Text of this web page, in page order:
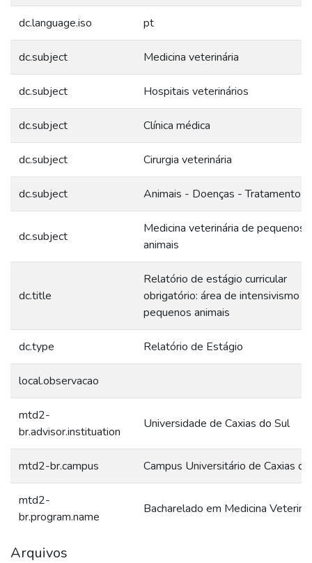
dc.language.iso pt
dc.subject Medicina veterinária
dc.subject Hospitais veterinários
dc.subject Clínica médica
dc.subject Cirurgia veterinária
dc.subject Animais - Doenças - Tratamento
dc.subject
Medicina veterinária de pequenos
animais
dc.title
Relatório de estágio curricular
obrigatório: área de intensivismo
pequenos animais
dc.type Relatório de Estágio
local.observacao
mtd2-
br.advisor.instituation
Universidade de Caxias do Sul
mtd2-br.campus Campus Universitário de Caxias
mtd2-
br.program.name
Bacharelado em Medicina
Arquivos